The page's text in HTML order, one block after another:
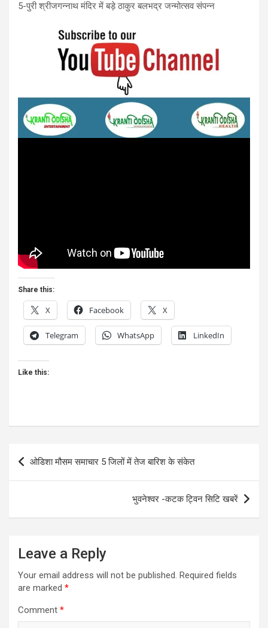
5-पुरी श्रीजगन्नाथ मंदिर में बड़े ठाकुर बलभद्र जन्मोत्सव संपन्न
Share this:
X Facebook X
Telegram WhatsApp LinkedIn
Like this:
Post
navigation
ओडिशा मौसम समाचार 5 जिलों में तेज बारिश के संकेत
भुवनेश्वर -कटक ट्विन सिटि खबरें
Leave a Reply
Your email address will not be published. Required fields
are marked *
Comment *